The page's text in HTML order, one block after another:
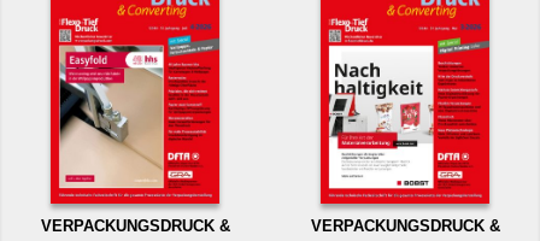
VERPACKUNGSDRUCK &
VERPACKUNGSDRUCK &